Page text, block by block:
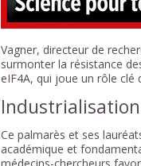
Vagner, directeur de
surmonter la résistance
eIF4A, qui joue un rôle clé
Ce palmarès et ses
académique et